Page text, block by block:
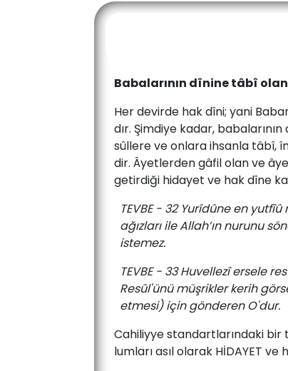
Babalarının dînine tâbî
Her ­de­vir­de­ hak­ dî­ni;­ ya­ni­
dır.­ Şim­di­ye­ ka­dar,­
sûl­le­re ­ve­ on­la­ra ­ih­san­la tâbî,­
dir.­ Âyet­ler­den ­gâ­fil­ olan­ ve­
getirdiği hidayet ve hak ­dîne
TEVBE - 32 Yurîdûne en
ağızları ile Allah’ın nurunu
istemez.
TEVBE - 33 Huvellezî ersele
Resûl'ünü müşrikler kerih
etmesi) için gönderen O'dur.
Ca­hi­liyye­ stan­dart­la­rın­da­ki
lumla­rı­ asıl­ ola­rak­ Hİ­DA­YET